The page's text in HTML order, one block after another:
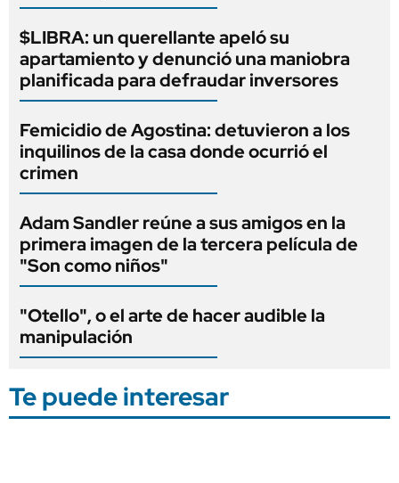
$LIBRA: un querellante apeló su
apartamiento y denunció una maniobra
planificada para defraudar inversores
Femicidio de Agostina: detuvieron a los
inquilinos de la casa donde ocurrió el
crimen
Adam Sandler reúne a sus amigos en la
primera imagen de la tercera película de
"Son como niños"
"Otello", o el arte de hacer audible la
manipulación
Te puede interesar